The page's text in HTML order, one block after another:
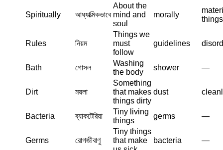
Spiritually আধ্যাত্মিকভাবে
About the
mind and
soul
morally
things
Rules নিয়ম
Things we
must
follow
guidelines
Bath গোসল
Washing
the body
shower —
Dirt ময়লা
Something
that makes
things dirty
dust
Bacteria ব্যাকটেরিয়া
Tiny living
things
germs —
Germs রোগজীবাণু
Tiny things
that make
bacteria —